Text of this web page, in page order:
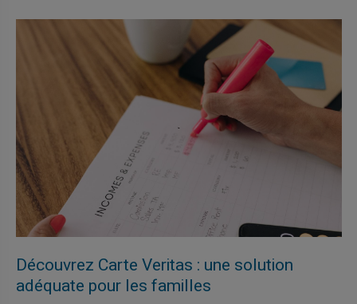
Découvrez Carte Veritas : une solution
adéquate pour les familles